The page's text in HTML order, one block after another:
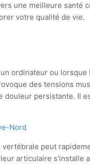
une meilleure santé
votre qualité de vie.
ordinateur ou lorsque
des tensions
douleur persistante. Il
Nord
vertébrale peut
articulaire s’installe